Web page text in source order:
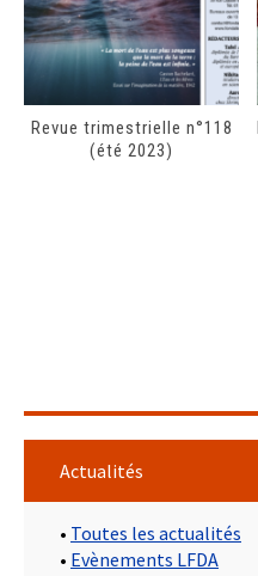
Revue trimestrielle n°118
(été 2023)
Actualités
• Toutes les actualités
• Evènements LFDA